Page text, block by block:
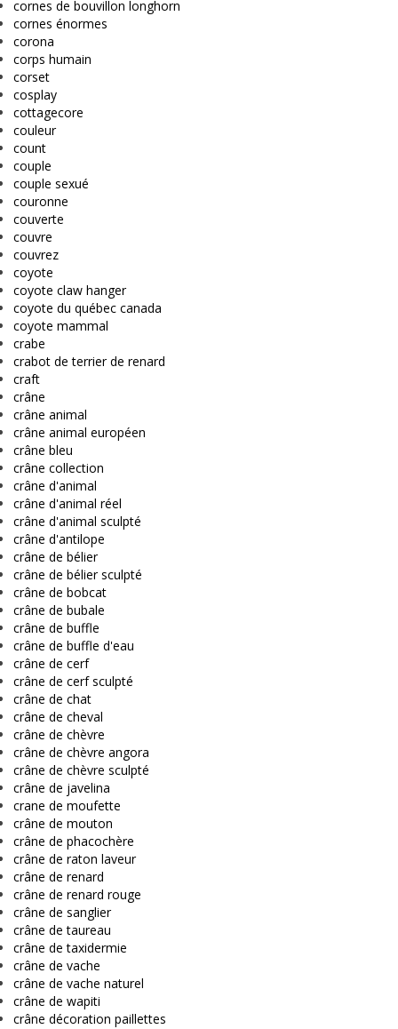
cornes de bouvillon longhorn
cornes énormes
corona
corps humain
corset
cosplay
cottagecore
couleur
count
couple
couple sexué
couronne
couverte
couvre
couvrez
coyote
coyote claw hanger
coyote du québec canada
coyote mammal
crabe
crabot de terrier de renard
craft
crâne
crâne animal
crâne animal européen
crâne bleu
crâne collection
crâne d'animal
crâne d'animal réel
crâne d'animal sculpté
crâne d'antilope
crâne de bélier
crâne de bélier sculpté
crâne de bobcat
crâne de bubale
crâne de buffle
crâne de buffle d'eau
crâne de cerf
crâne de cerf sculpté
crâne de chat
crâne de cheval
crâne de chèvre
crâne de chèvre angora
crâne de chèvre sculpté
crâne de javelina
crane de moufette
crâne de mouton
crâne de phacochère
crâne de raton laveur
crâne de renard
crâne de renard rouge
crâne de sanglier
crâne de taureau
crâne de taxidermie
crâne de vache
crâne de vache naturel
crâne de wapiti
crâne décoration paillettes